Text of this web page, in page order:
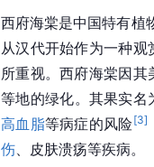
西府海棠是中国特有植
从汉代开始作为一种
所重视。西府海棠因
等地的绿化。其果实
高血脂等病症的风险 [3]
伤 、皮肤溃疡等疾病。